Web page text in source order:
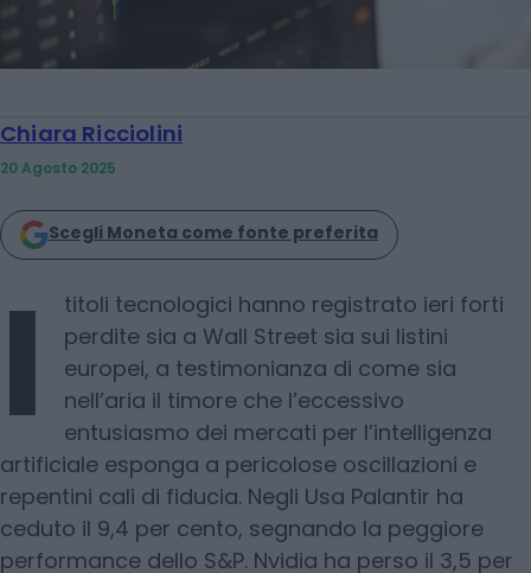
Chiara Ricciolini
20 Agosto 2025
Scegli Moneta come fonte preferita
I
titoli tecnologici hanno registrato ieri forti
perdite sia a Wall Street sia sui listini
europei, a testimonianza di come sia
nell’aria il timore che l’eccessivo
entusiasmo dei mercati per l’intelligenza
artificiale esponga a pericolose oscillazioni e
repentini cali di fiducia. Negli Usa Palantir ha
ceduto il 9,4 per cento, segnando la peggiore
performance dello S&P. Nvidia ha perso il 3,5 per